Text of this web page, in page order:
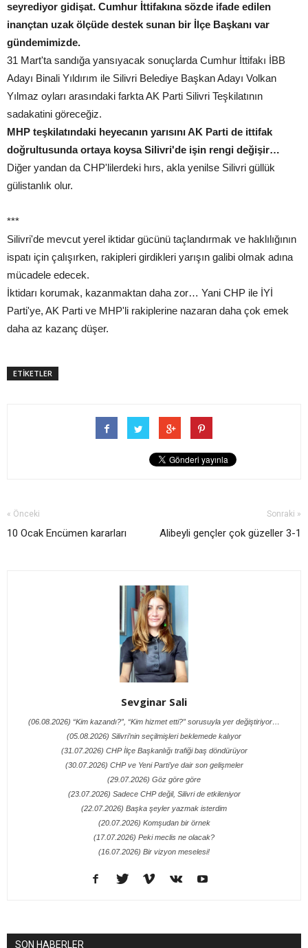
seyrediyor gidişat. Cumhur İttifakına sözde ifade edilen
inançtan uzak ölçüde destek sunan bir İlçe Başkanı var
gündemimizde.
31 Mart'ta sandığa yansıyacak sonuçlarda Cumhur İttifakı İBB
Adayı Binali Yıldırım ile Silivri Belediye Başkan Adayı Volkan
Yılmaz oyları arasındaki farkta AK Parti Silivri Teşkilatının
sadakatini göreceğiz.
MHP teşkilatındaki heyecanın yarısını AK Parti de ittifak
doğrultusunda ortaya koysa Silivri'de işin rengi değişir…
Diğer yandan da CHP'lilerdeki hırs, akla yenilse Silivri güllük
gülistanlık olur.
***
Silivri'de mevcut yerel iktidar gücünü taçlandırmak ve haklılığının
ispatı için çalışırken, rakipleri girdikleri yarışın galibi olmak adına
mücadele edecek.
İktidarı korumak, kazanmaktan daha zor… Yani CHP ile İYİ
Parti'ye, AK Parti ve MHP'li rakiplerine nazaran daha çok emek
daha az kazanç düşer.
ETİKETLER
« Önceki
10 Ocak Encümen kararları
Sonraki »
Alibeyli gençler çok güzeller 3-1
Sevginar Sali
(06.08.2026) “Kim kazandı?”, “Kim hizmet etti?” sorusuyla yer değiştiriyor…
(05.08.2026) Silivri’nin seçilmişleri beklemede kalıyor
(31.07.2026) CHP İlçe Başkanlığı trafiği baş döndürüyor
(30.07.2026) CHP ve Yeni Parti’ye dair son gelişmeler
(29.07.2026) Göz göre göre
(23.07.2026) Sadece CHP değil, Silivri de etkileniyor
(22.07.2026) Başka şeyler yazmak isterdim
(20.07.2026) Komşudan bir örnek
(17.07.2026) Peki meclis ne olacak?
(16.07.2026) Bir vizyon meselesi!
SON HABERLER